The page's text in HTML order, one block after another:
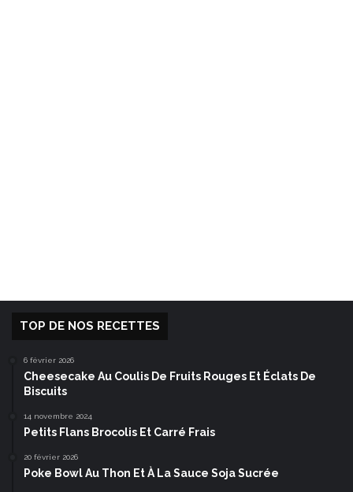
TOP DE NOS RECETTES
6 février 2026
Cheesecake Au Coulis De Fruits Rouges Et Éclats De
Biscuits
14 novembre 2024
Petits Flans Brocolis Et Carré Frais
20 février 2026
Poke Bowl Au Thon Et À La Sauce Soja Sucrée